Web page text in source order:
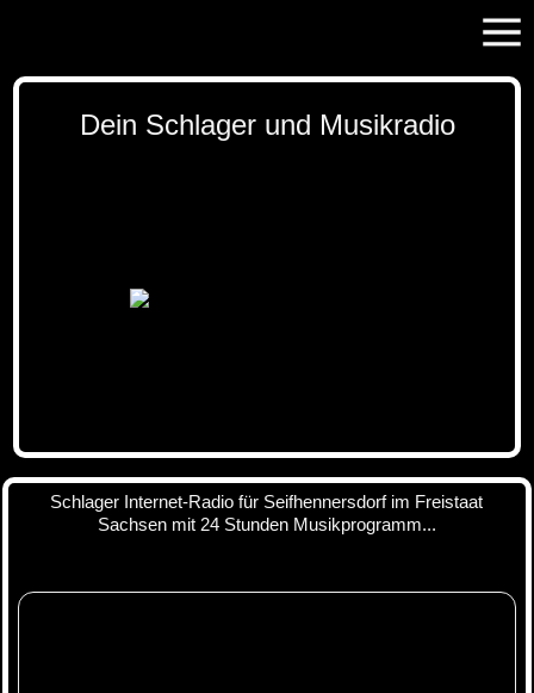
Dein Schlager und Musikradio
Schlager Internet-Radio für Seifhennersdorf im Freistaat
Sachsen mit 24 Stunden Musikprogramm...